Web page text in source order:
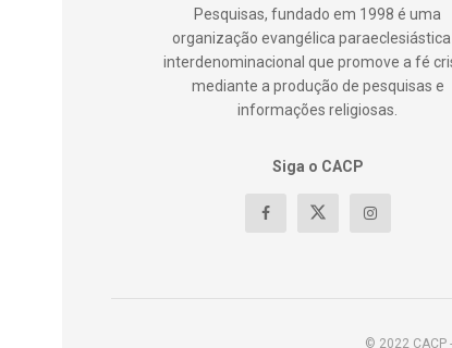
Pesquisas, fundado em 1998 é uma
organização evangélica paraeclesiástica
interdenominacional que promove a fé
mediante a produção de pesquisas e
informações religiosas.
Siga o CACP
© 2022